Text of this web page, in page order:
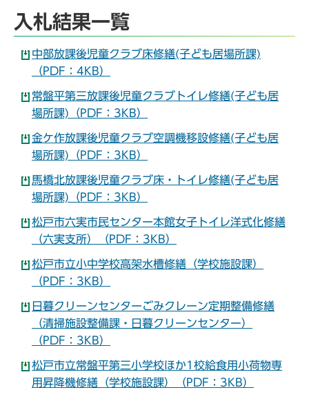
入札結果一覧
中部放課後児童クラブ床修繕(子ども居場所課)
（PDF：4KB）
常盤平第三放課後児童クラブトイレ修繕(子ども居
場所課)（PDF：3KB）
金ケ作放課後児童クラブ空調機移設修繕(子ども居
場所課)（PDF：3KB）
馬橋北放課後児童クラブ床・トイレ修繕(子ども居
場所課)（PDF：3KB）
松戸市六実市民センター本館女子トイレ洋式化修繕
（六実支所）（PDF：3KB）
松戸市立小中学校高架水槽修繕（学校施設課）
（PDF：3KB）
日暮クリーンセンターごみクレーン定期整備修繕
（清掃施設整備課・日暮クリーンセンター）
（PDF：3KB）
松戸市立常盤平第三小学校ほか1校給食用小荷物専
用昇降機修繕（学校施設課）（PDF：3KB）